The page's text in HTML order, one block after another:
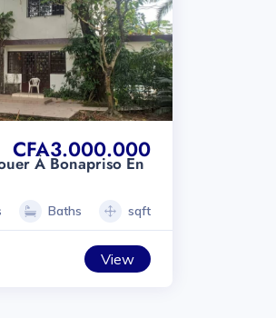
CFA3.000.000
À Bonapriso En
Baths sqft
View